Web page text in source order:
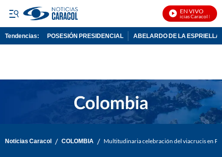
EN VIVO
Noticias Caracol En
Tendencias: POSESIÓN PRESIDENCIAL ABELARDO DE LA ESPRIELLA
Noticias Caracol / COLOMBIA / Multitudinaria celebración del viacrucis en